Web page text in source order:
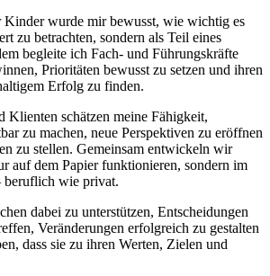
wurde mir bewusst, wie wichtig es
zu betrachten, sondern als Teil eines
begleite ich Fach- und Führungskräfte
Prioritäten bewusst zu setzen und ihren
Erfolg zu finden.
Klienten schätzen meine Fähigkeit,
zu machen, neue Perspektiven zu eröffnen
zu stellen. Gemeinsam entwickeln wir
auf dem Papier funktionieren, sondern im
beruflich wie privat.
dabei zu unterstützen, Entscheidungen
Veränderungen erfolgreich zu gestalten
dass sie zu ihren Werten, Zielen und